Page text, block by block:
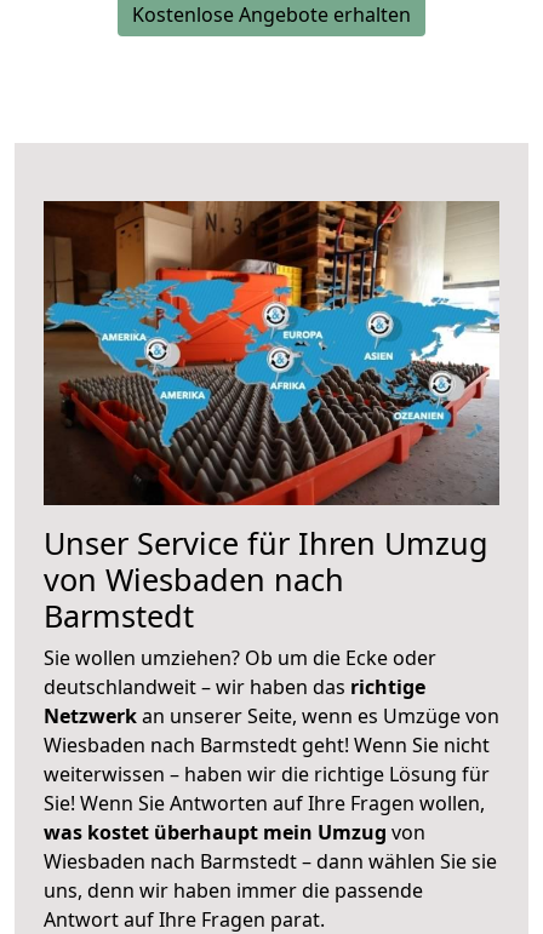
Kostenlose Angebote erhalten
Unser Service für Ihren Umzug
von Wiesbaden nach
Barmstedt
Sie wollen umziehen? Ob um die Ecke oder
deutschlandweit – wir haben das richtige
Netzwerkan unserer Seite, wenn es Umzüge von
Wiesbaden nach Barmstedt geht! Wenn Sie nicht
weiterwissen – haben wir die richtige Lösung für
Sie! Wenn Sie Antworten auf Ihre Fragen wollen,
was kostet überhaupt mein Umzug von
Wiesbaden nach Barmstedt – dann wählen Sie sie
uns, denn wir haben immer die passende
Antwort auf Ihre Fragen parat.